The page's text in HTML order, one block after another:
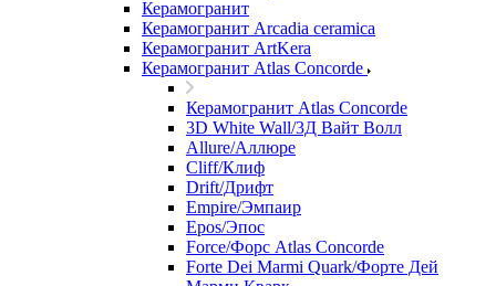
Керамогранит
Керамогранит Arcadia ceramica
Керамогранит ArtKera
Керамогранит Atlas Concorde
Керамогранит Atlas Concorde
3D White Wall/3Д Вайт Волл
Allure/Аллюрe
Cliff/Клиф
Drift/Дрифт
Empire/Эмпаир
Epos/Эпос
Force/Фoрс Atlas Concorde
Forte Dei Marmi Quark/Форте Дей